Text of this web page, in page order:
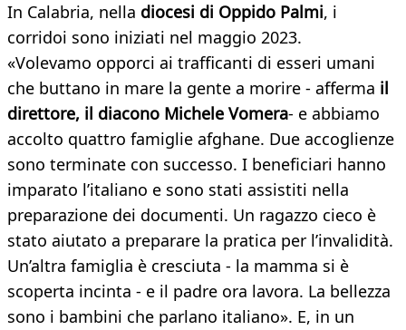
In Calabria, nella diocesi di Oppido Palmi, i
corridoi sono iniziati nel maggio 2023.
«Volevamo opporci ai trafficanti di esseri umani
che buttano in mare la gente a morire - afferma il
direttore, il diacono Michele Vomera- e abbiamo
accolto quattro famiglie afghane. Due accoglienze
sono terminate con successo. I beneficiari hanno
imparato l’italiano e sono stati assistiti nella
preparazione dei documenti. Un ragazzo cieco è
stato aiutato a preparare la pratica per l’invalidità.
Un’altra famiglia è cresciuta - la mamma si è
scoperta incinta - e il padre ora lavora. La bellezza
sono i bambini che parlano italiano». E, in un